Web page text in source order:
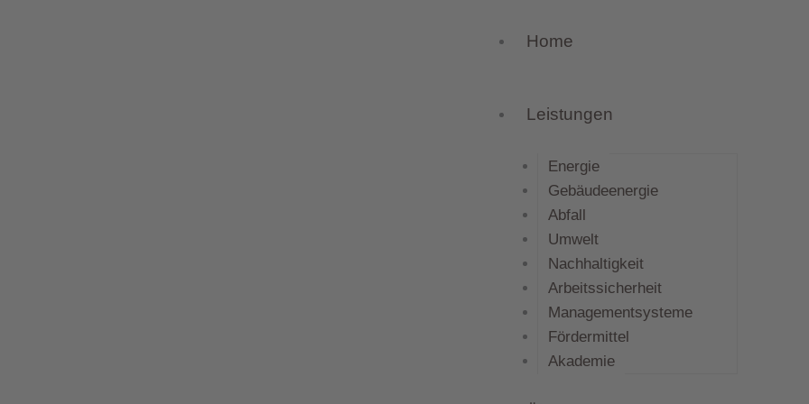
Home
Leistungen
Energie
Gebäudeenergie
Abfall
Umwelt
Nachhaltigkeit
Arbeitssicherheit
Managementsysteme
Fördermittel
Akademie